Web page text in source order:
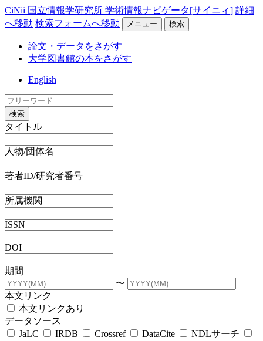
CiNii 国立情報学研究所 学術情報ナビゲータ[サイニィ] 詳細
へ移動 検索フォームへ移動 メニュー 検索
論文・データをさがす
大学図書館の本をさがす
English
検索
タイトル
人物/団体名
著者ID/研究者番号
所属機関
ISSN
DOI
期間
〜
本文リンク
本文リンクあり
データソース
JaLC
IRDB Crossref DataCite
NDLサーチ